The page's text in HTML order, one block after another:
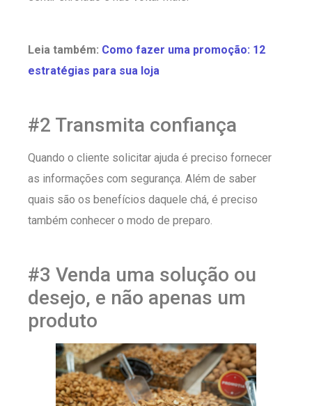
Leia também: Como fazer uma promoção: 12
estratégias para sua loja
#2 Transmita confiança
Quando o cliente solicitar ajuda é preciso fornecer
as informações com segurança. Além de saber
quais são os benefícios daquele chá, é preciso
também conhecer o modo de preparo.
#3 Venda uma solução ou
desejo, e não apenas um
produto